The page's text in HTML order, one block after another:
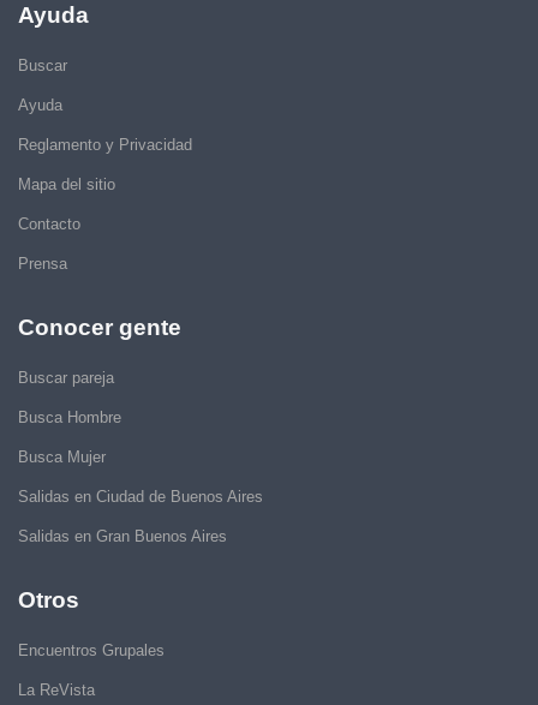
Ayuda
Buscar
Ayuda
Reglamento y Privacidad
Mapa del sitio
Contacto
Prensa
Conocer gente
Buscar pareja
Busca Hombre
Busca Mujer
Salidas en Ciudad de Buenos Aires
Salidas en Gran Buenos Aires
Otros
Encuentros Grupales
La ReVista